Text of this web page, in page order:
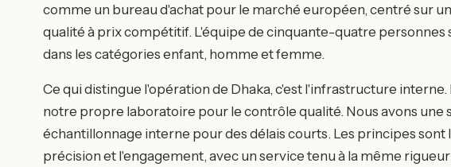
comme un bureau d'achat pour le marché européen, centré sur
qualité à prix compétitif. L'équipe de cinquante-quatre personnes
dans les catégories enfant, homme et femme.
Ce qui distingue l'opération de Dhaka, c'est l'infrastructure
notre propre laboratoire pour le contrôle qualité. Nous avons une
échantillonnage interne pour des délais courts. Les principes sont
précision et l'engagement, avec un service tenu à la même